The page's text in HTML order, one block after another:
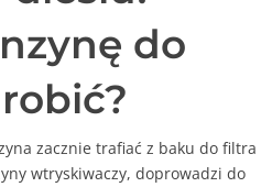
do
zacznie trafiać z baku do filtra
wtryskiwaczy, doprowadzi do